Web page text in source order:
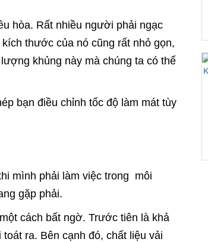
hòa. Rất nhiều người phải ngạc
thước của nó cũng rất nhỏ gọn,
khủng này mà chúng ta có thể
bạn điều chỉnh tốc độ làm mát tùy
mình phải làm việc trong môi
gặp phải.
cách bất ngờ. Trước tiên là khả
ra. Bên cạnh đó, chất liệu vải